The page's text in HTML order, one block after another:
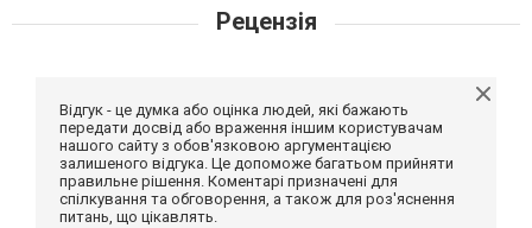
Рецензія
Відгук - це думка або оцінка людей, які бажають
передати досвід або враження іншим користувачам
нашого сайту з обов'язковою аргументацією
залишеного відгука. Це допоможе багатьом прийняти
правильне рішення. Коментарі призначені для
спілкування та обговорення, а також для роз'яснення
питань, що цікавлять.